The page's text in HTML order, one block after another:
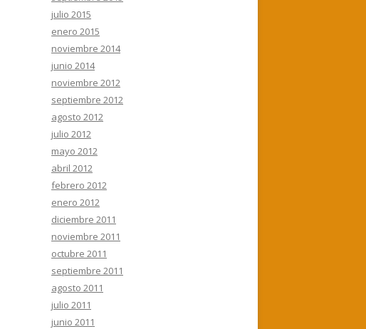
julio 2015
enero 2015
noviembre 2014
junio 2014
noviembre 2012
septiembre 2012
agosto 2012
julio 2012
mayo 2012
abril 2012
febrero 2012
enero 2012
diciembre 2011
noviembre 2011
octubre 2011
septiembre 2011
agosto 2011
julio 2011
junio 2011